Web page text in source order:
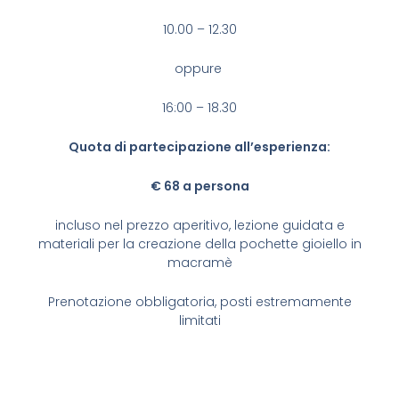
10.00 – 12.30
oppure
16:00 – 18.30
Quota di partecipazione all’esperienza:
€ 68 a persona
incluso nel prezzo aperitivo, lezione guidata e
materiali per la creazione della pochette gioiello in
macramè
Prenotazione obbligatoria, posti estremamente
limitati